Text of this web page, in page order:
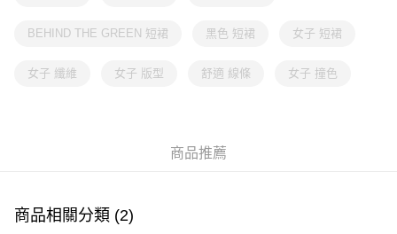
BEHIND THE GREEN 短裙 黑色 短裙 女子 短裙
女子 纖維 女子 版型 舒適 線條 女子 撞色
商品推薦
商品相關分類 (2)